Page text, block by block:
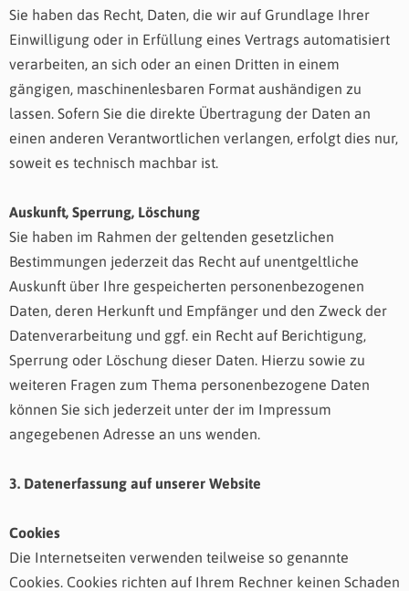
Sie haben das Recht, Daten, die wir auf Grundlage Ihrer
Einwilligung oder in Erfüllung eines Vertrags automatisiert
verarbeiten, an sich oder an einen Dritten in einem
gängigen, maschinenlesbaren Format aushändigen zu
lassen. Sofern Sie die direkte Übertragung der Daten an
einen anderen Verantwortlichen verlangen, erfolgt dies nur,
soweit es technisch machbar ist.
Auskunft, Sperrung, Löschung
Sie haben im Rahmen der geltenden gesetzlichen
Bestimmungen jederzeit das Recht auf unentgeltliche
Auskunft über Ihre gespeicherten personenbezogenen
Daten, deren Herkunft und Empfänger und den Zweck der
Datenverarbeitung und ggf. ein Recht auf Berichtigung,
Sperrung oder Löschung dieser Daten. Hierzu sowie zu
weiteren Fragen zum Thema personenbezogene Daten
können Sie sich jederzeit unter der im Impressum
angegebenen Adresse an uns wenden.
3. Datenerfassung auf unserer Website
Cookies
Die Internetseiten verwenden teilweise so genannte
Cookies. Cookies richten auf Ihrem Rechner keinen Schaden